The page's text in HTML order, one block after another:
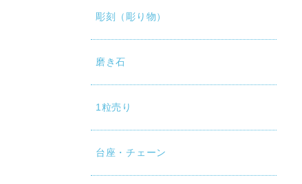
彫刻（彫り物）
磨き石
1粒売り
台座・チェーン